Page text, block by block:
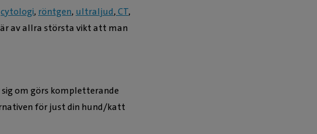
cytologi, röntgen, ultraljud,CT,
av allra största vikt att man
om görs kompletterande
för just din hund/katt